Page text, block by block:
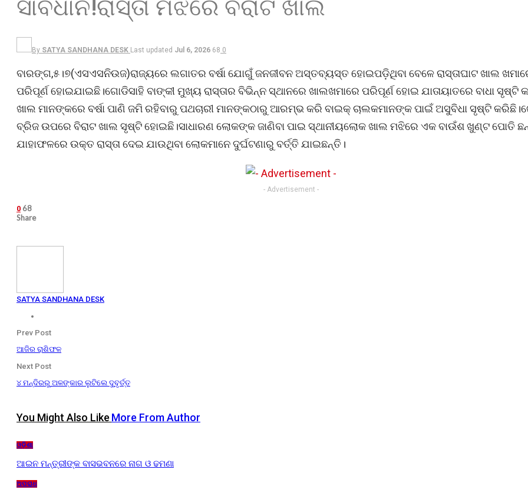
ସାବଧାନ!ରାସ୍ତା ମଝିରେ ବିରାଟ ଖାଲ
By SATYA SANDHANA DESK Last updated Jul 6, 2026 68 0
ବାରଙ୍ଗ,୫।୭(ଏସଏସନିଉଜ)ରାଜ୍ୟରେ ଲଗାତର ବର୍ଷା ଯୋଗୁଁ ଜନଜୀବନ ଅସ୍ତବ୍ୟସ୍ତ ହୋଇପଡ଼ିଥିବା ବେଳେ ରାସ୍ତାଘାଟ ଖାଲ
ପରିପୂର୍ଣ ହୋଇଯାଇଛି।ଗୋଡିସାହି ବାଙ୍କୀ ମୁଖ୍ୟ ରାସ୍ତାର ବିଭିନ୍ନ ସ୍ଥାନରେ ଖାଲଖମାରେ ପରିପୂର୍ଣ ହୋଇ ଯାତାୟାତରେ ବାଧା ସୃଷ୍ଟି
ଖାଲ ମାନଙ୍କରେ ବର୍ଷା ପାଣି ଜମି ରହିବାରୁ ପଥଚାରୀ ମାନଙ୍କଠାରୁ ଆରମ୍ଭ କରି ବାଇକ୍ ଚାଲକମାନଙ୍କ ପାଇଁ ଅସୁବିଧା ସୃଷ୍ଟି
ବ୍ରିଜ ଉପରେ ବିରାଟ ଖାଲ ସୃଷ୍ଟି ହୋଇଛି।ସାଧାରଣ ଲୋକଙ୍କ ଜାଣିବା ପାଇ ସ୍ଥାନୀୟଲୋକ ଖାଲ ମଝିରେ ଏକ ବାଉଁଶ ଖୁଣ୍ଟ ପୋତି
ଯାହାଫଳରେ ଉକ୍ତ ରାସ୍ତା ଦେଇ ଯାଉଥିବା ଲୋକମାନେ ଦୁର୍ଘଟଣାରୁ ବର୍ତ୍ତି ଯାଇଛନ୍ତି।
- Advertisement -
0 68
Share
SATYA SANDHANA DESK
Prev Post
ଆଜିର ରାଶିଫଳ
Next Post
୪ ମନ୍ଦିରରୁ ଅଳଙ୍କାର ଲୁଟିଲେ ଦୁବୃର୍ତ୍ତ
You Might Also Like More From Author
ଓଡ଼ିଶା
ଆଇନ ମନ୍ତ୍ରୀଙ୍କ ବାସଭବନରେ ନାଗ ଓ ଢମଣା
ଅପରାଧ